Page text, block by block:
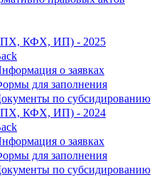
КФХ, ИП) - 2025
о заявках
для заполнения
по субсидированию
КФХ, ИП) - 2024
о заявках
для заполнения
по субсидированию